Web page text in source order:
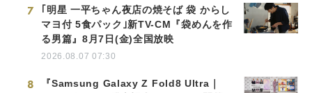
7
｢明星 一平ちゃん夜店の焼そば 袋 からし
マヨ付 5食パック｣新TV-CM『袋めんを作
る男篇』8月7日(金)全国放映
2026.08.07 07:30
8
『Samsung Galaxy Z Fold8 Ultra｜